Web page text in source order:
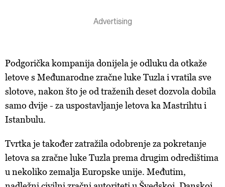
Podgorička kompanija donijela je odluku da otkaže
letove s Međunarodne zračne luke Tuzla i vratila sve
slotove, nakon što je od traženih deset dozvola dobila
samo dvije - za uspostavljanje letova ka Mastrihtu i
Istanbulu.
Tvrtka je također zatražila odobrenje za pokretanje
letova sa zračne luke Tuzla prema drugim odredištima
u nekoliko zemalja Europske unije. Međutim,